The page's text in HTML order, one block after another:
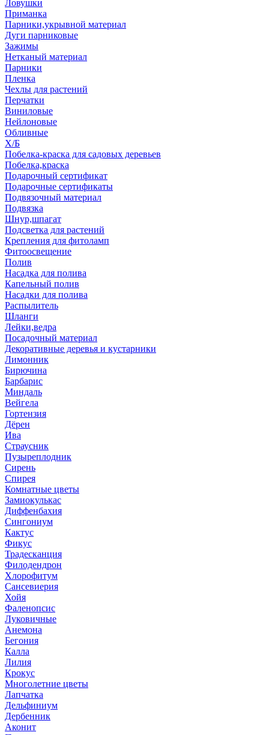
Ловушки
Приманка
Парники,укрывной материал
Дуги парниковые
Зажимы
Нетканый материал
Парники
Пленка
Чехлы для растений
Перчатки
Виниловые
Нейлоновые
Обливные
Х/Б
Побелка-краска для садовых деревьев
Побелка,краска
Подарочный сертификат
Подарочные сертификаты
Подвязочный материал
Подвязка
Шнур,шпагат
Подсветка для растений
Крепления для фитоламп
Фитоосвещение
Полив
Насадка для полива
Капельный полив
Насадки для полива
Распылитель
Шланги
Лейки,ведра
Посадочный материал
Декоративные деревья и кустарники
Лимонник
Бирючина
Барбарис
Миндаль
Вейгела
Гортензия
Дёрен
Ива
Страусник
Пузыреплодник
Сирень
Спирея
Комнатные цветы
Замиокулькас
Диффенбахия
Сингониум
Кактус
Фикус
Традесканция
Филодендрон
Хлорофитум
Сансевиерия
Хойя
Фаленопсис
Луковичные
Анемона
Бегония
Калла
Лилия
Крокус
Многолетние цветы
Лапчатка
Дельфиниум
Дербенник
Аконит